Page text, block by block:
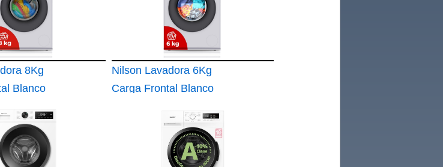
8Kg
Blanco
Nilson Lavadora 6Kg
Carga Frontal Blanco